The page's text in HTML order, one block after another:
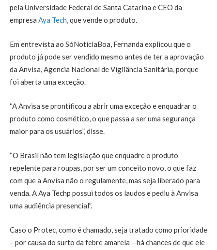
pela Universidade Federal de Santa Catarina e CEO da
empresa Aya Tech, que vende o produto.
Em entrevista ao SóNotíciaBoa, Fernanda explicou que o
produto já pode ser vendido mesmo antes de ter a aprovação
da Anvisa, Agencia Nacional de Vigilância Sanitária, porque
foi aberta uma exceção.
“A Anvisa se prontificou a abrir uma exceção e enquadrar o
produto como cosmético, o que passa a ser uma segurança
maior para os usuários”, disse.
“O Brasil não tem legislação que enquadre o produto
repelente para roupas, por ser um conceito novo, o que faz
com que a Anvisa não o regulamente, mas seja liberado para
venda. A Aya Techp possui todos os laudos e pediu à Anvisa
uma audiência presencial”.
Caso o Protec, como é chamado, seja tratado como prioridade
– por causa do surto da febre amarela – há chances de que ele